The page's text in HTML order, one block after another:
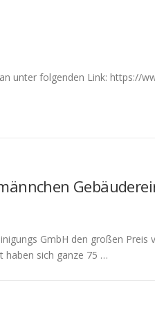
unter folgenden Link: https://
GmbH den großen Preis
haben sich ganze 75 …